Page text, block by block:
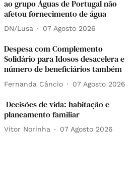
ao grupo Águas de Portugal não
afetou fornecimento de água
DN/Lusa 07 Agosto 2026
Despesa com Complemento
Solidário para Idosos desacelera e
número de beneficiários também
Fernanda Câncio 07 Agosto 2026
Decisões de vida: habitação e
planeamento familiar
Vítor Norinha 07 Agosto 2026